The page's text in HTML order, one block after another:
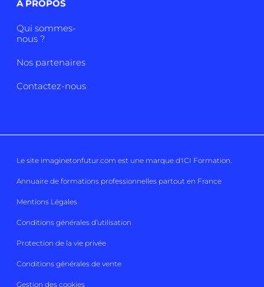
A PROPOS
Qui sommes-
nous ?
Nos partenaires
Contactez-nous
Le site imaginetonfutur.com est une marque d'ICI Formation.
Annuaire de formations professionnelles partout en France
Mentions Légales
Conditions générales d’utilisation
Protection de la vie privée
Conditions générales de vente
Gestion des cookies